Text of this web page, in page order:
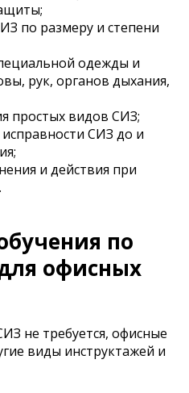
по размеру и степени
одежды и
рук, органов дыхания,
простых видов СИЗ;
СИЗ до и
и действия при
по
офисных
не требуется, офисные
виды инструктажей и